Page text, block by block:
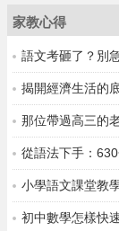
家教心得
語文考砸了？別
揭開經濟生活的
那位帶過高三的
從語法下手：
小學語文課堂教
初中數學怎樣快